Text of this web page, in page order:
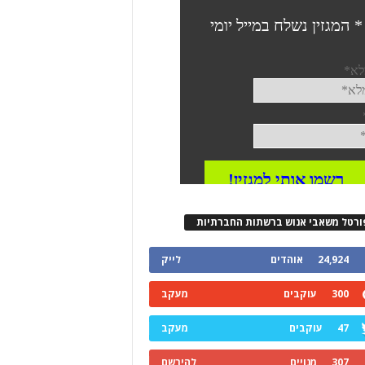
משאבי אנוש ברשתות החברתיות
24,924 אוהדים לייק
300 עוקבים מעקב
47 עוקבים מעקב
307 מנויים להירשם